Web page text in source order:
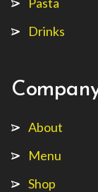
Drinks
About
Menu
Shop